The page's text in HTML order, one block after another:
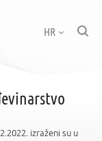
HR
izraženi su u